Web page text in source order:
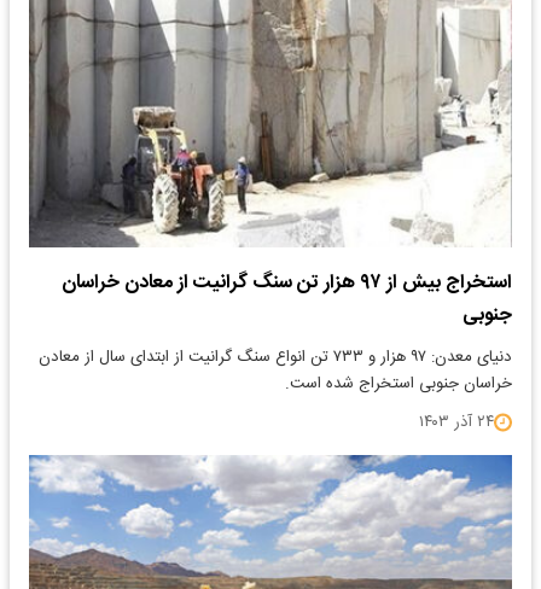
استخراج بیش از ۹۷ هزار تن سنگ گرانیت از معادن خراسان
جنوبی
دنیای معدن: ۹۷ هزار و ۷۳۳ تن انواع سنگ گرانیت از ابتدای سال از معادن
خراسان جنوبی استخراج شده است.
۲۴ آذر ۱۴۰۳